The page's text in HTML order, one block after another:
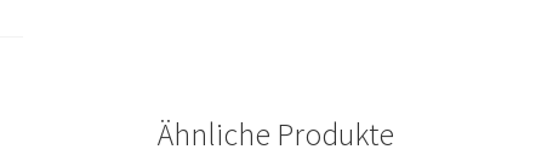
Ähnliche Produkte